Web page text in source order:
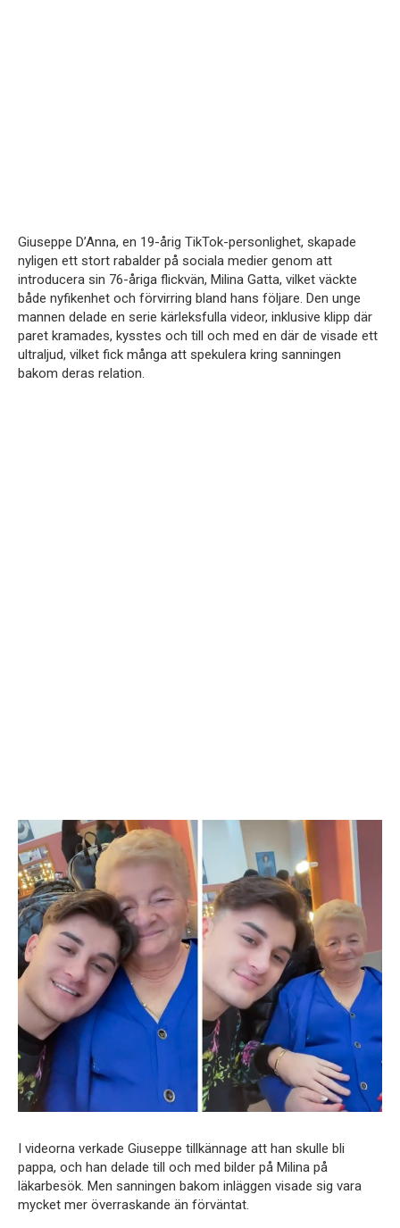
Giuseppe D’Anna, en 19-årig TikTok-personlighet, skapade
nyligen ett stort rabalder på sociala medier genom att
introducera sin 76-åriga flickvän, Milina Gatta, vilket väckte
både nyfikenhet och förvirring bland hans följare. Den unge
mannen delade en serie kärleksfulla videor, inklusive klipp där
paret kramades, kysstes och till och med en där de visade ett
ultraljud, vilket fick många att spekulera kring sanningen
bakom deras relation.
I videorna verkade Giuseppe tillkännage att han skulle bli
pappa, och han delade till och med bilder på Milina på
läkarbesök. Men sanningen bakom inläggen visade sig vara
mycket mer överraskande än förväntat.